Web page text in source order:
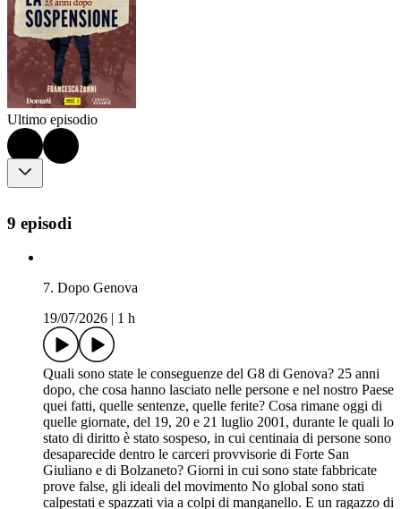
Ultimo episodio
9 episodi
7. Dopo Genova
19/07/2026| 1 h